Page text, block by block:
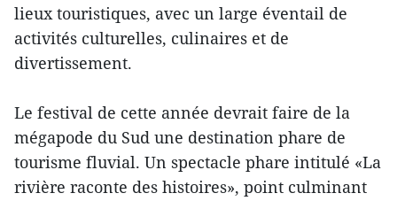
lieux touristiques, avec un large éventail de
activités culturelles, culinaires et de
divertissement.
Le festival de cette année devrait faire de la
mégapode du Sud une destination phare de
tourisme fluvial. Un spectacle phare intitulé «La
rivière raconte des histoires», point culminant